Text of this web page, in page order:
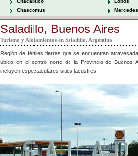
Chacabuco
Chascomus
Lobos
Mercedes
Saladillo, Buenos Aires
Turismo y Alojamientos en Saladillo, Argentina
Región de fértiles tierras que se encuentran
ubica en el centro norte de la Provincia de Buenos
incluyen espectaculares sitios lacustres.